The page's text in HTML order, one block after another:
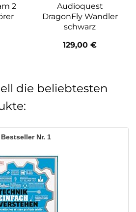
2
Audioquest
DragonFly Wandler
schwarz
129,00 €
die beliebtesten
1